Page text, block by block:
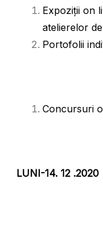
Expoziţii on
atelierelor
Portofolii
Concursuri
LUNI-14. 12 .2020